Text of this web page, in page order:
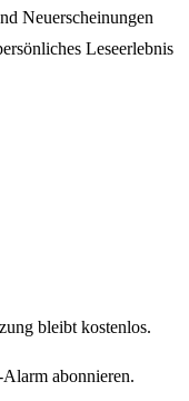
Neuerscheinungen
Leseerlebnis
bleibt kostenlos.
abonnieren.